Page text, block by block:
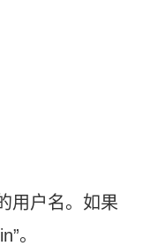
用户名。如果
。